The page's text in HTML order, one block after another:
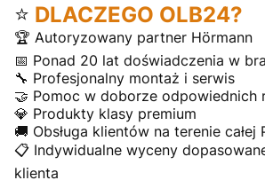
⭐ DLACZEGO OLB24?
🏆 Autoryzowany partner Hörmann
📅 Ponad 20 lat doświadczenia w
🔧 Profesjonalny montaż i serwis
🤝 Pomoc w doborze odpowiednich
💎 Produkty klasy premium
🚚 Obsługa klientów na terenie całej
📋 Indywidualne wyceny
klienta